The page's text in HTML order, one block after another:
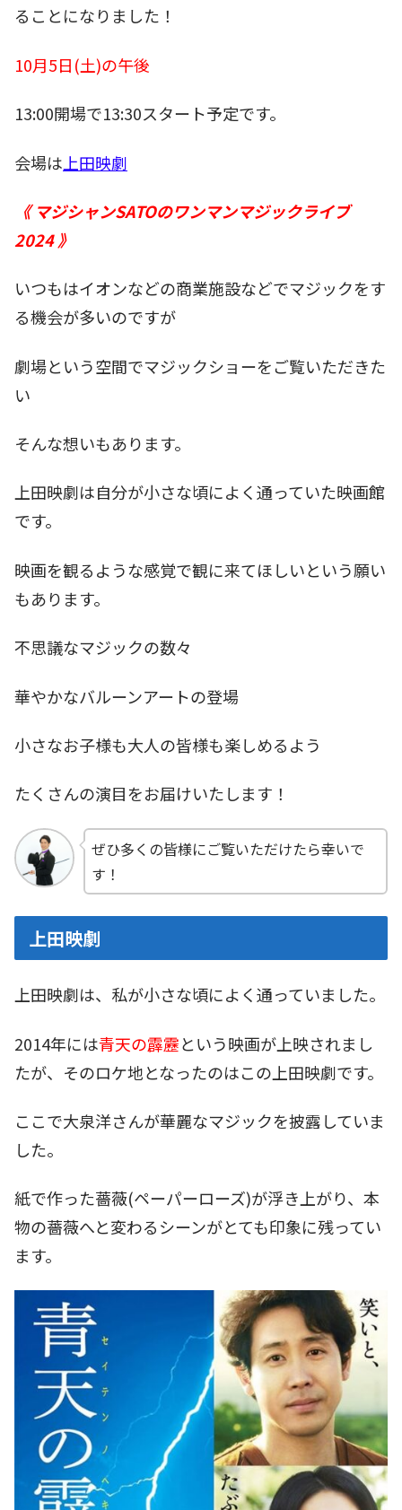
ることになりました！
10月5日(土)の午後
13:00開場で13:30スタート予定です。
会場は 上田映劇
《 マジシャンSATOのワンマンマジックライブ
2024 》
いつもはイオンなどの商業施設などでマジックをす
る機会が多いのですが
劇場という空間でマジックショーをご覧いただきた
い
そんな想いもあります。
上田映劇は自分が小さな頃によく通っていた映画館
です。
映画を観るような感覚で観に来てほしいという願い
もあります。
不思議なマジックの数々
華やかなバルーンアートの登場
小さなお子様も大人の皆様も楽しめるよう
たくさんの演目をお届けいたします！
ぜひ多くの皆様にご覧いただけたら幸いで
す！
上田映劇
上田映劇は、私が小さな頃によく通っていました。
2014年には青天の霹靂という映画が上映されまし
たが、そのロケ地となったのはこの上田映劇です。
ここで大泉洋さんが華麗なマジックを披露していま
した。
紙で作った薔薇(ペーパーローズ)が浮き上がり、本
物の薔薇へと変わるシーンがとても印象に残ってい
ます。